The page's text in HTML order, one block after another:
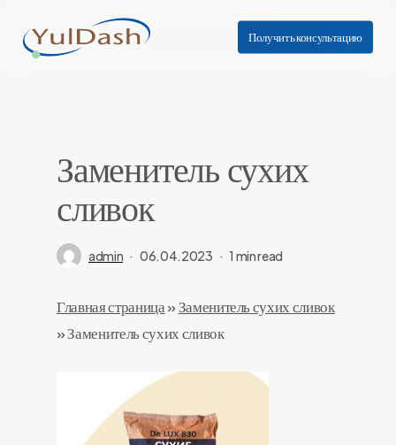
Получить консультацию
Заменитель сухих
сливок
admin 06.04.2023 1 min read
Главная страница» Заменитель сухих сливок
»Заменитель сухих сливок